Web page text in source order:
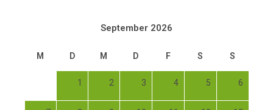
September 2026
M D M D F S S
1 2 3 4 5 6